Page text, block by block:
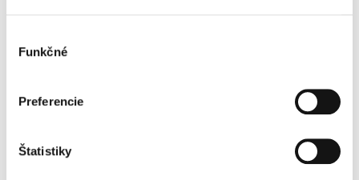
súhlasu
Funkčné
Preferencie
Štatistiky
GLAMOUR